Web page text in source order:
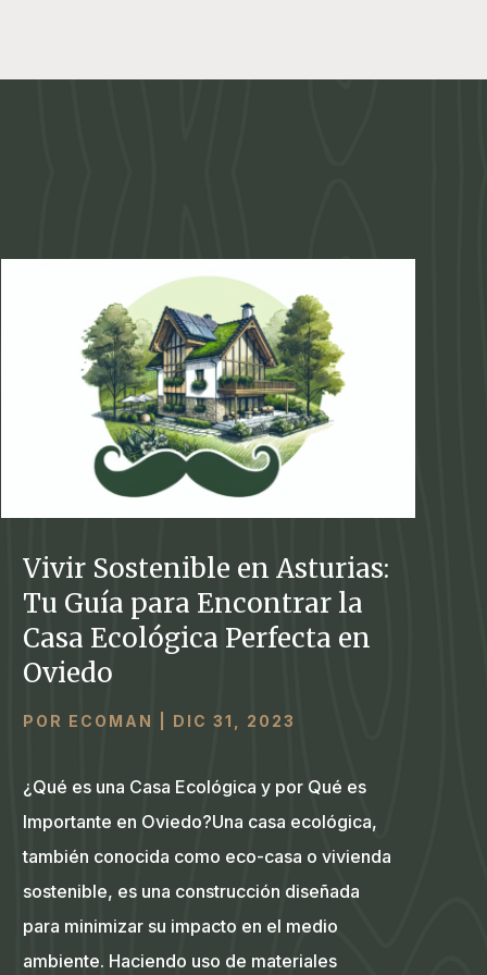
Vivir Sostenible en Asturias:
Tu Guía para Encontrar la
Casa Ecológica Perfecta en
Oviedo
POR ECOMAN DIC 31, 2023
¿Qué es una Casa Ecológica y por Qué es
Importante en Oviedo?Una casa ecológica,
también conocida como eco-casa o vivienda
sostenible, es una construcción diseñada
para minimizar su impacto en el medio
ambiente. Haciendo uso de materiales